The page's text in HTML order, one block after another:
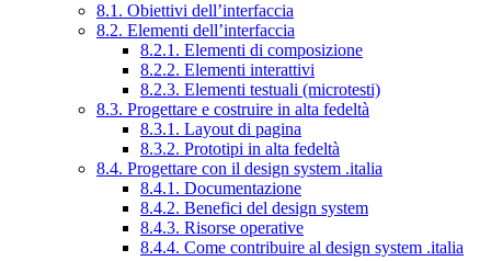
8.1. Obiettivi dell’interfaccia
8.2. Elementi dell’interfaccia
8.2.1. Elementi di composizione
8.2.2. Elementi interattivi
8.2.3. Elementi testuali (microtesti)
8.3. Progettare e costruire in alta fedeltà
8.3.1. Layout di pagina
8.3.2. Prototipi in alta fedeltà
8.4. Progettare con il design system .italia
8.4.1. Documentazione
8.4.2. Benefici del design system
8.4.3. Risorse operative
8.4.4. Come contribuire al design system .italia